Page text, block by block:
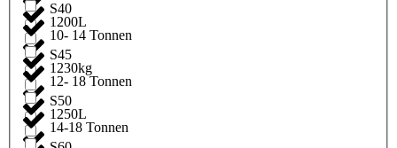
S40
S45
S50
1200L
1230kg
1250L
10- 14 Tonnen
12- 18 Tonnen
14-18 Tonnen